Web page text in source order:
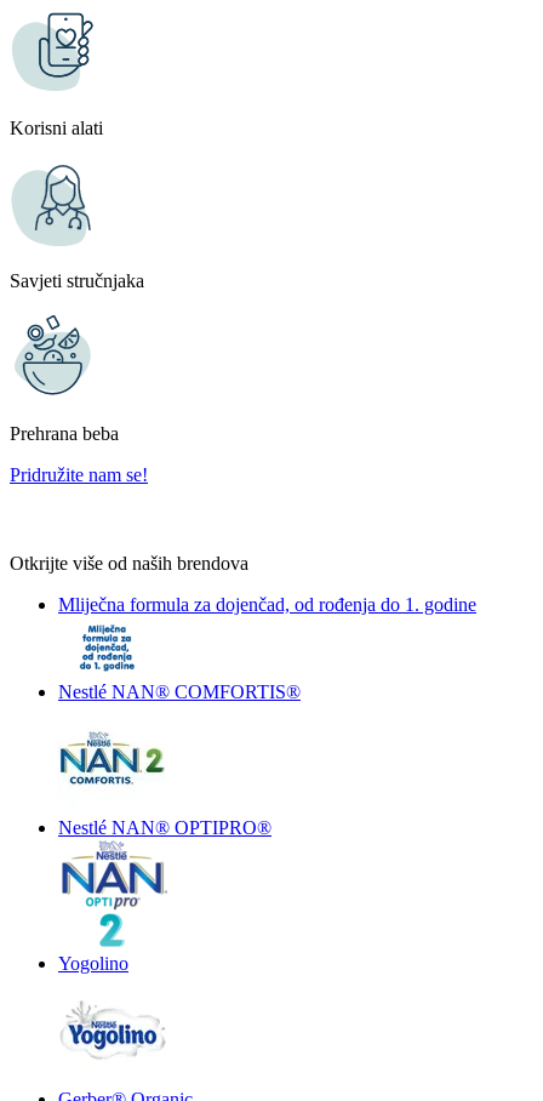
Korisni alati
Savjeti stručnjaka
Prehrana beba
Pridružite nam se!
Otkrijte više od naših brendova
Mliječna formula za dojenčad, od rođenja do 1. godine
Nestlé NAN® COMFORTIS®
Nestlé NAN® OPTIPRO®
Yogolino